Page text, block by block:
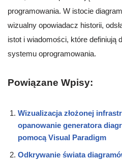
programowania. W istocie
wizualny opowiadacz historii,
istot i wiadomości, które definiują
systemu oprogramowania.
Powiązane Wpisy:
Wizualizacja złożonej
opanowanie generatora
pomocą Visual Paradigm
Odkrywanie świata